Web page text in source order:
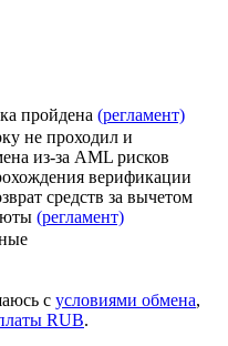
пройдена (регламент)
не проходил и
из-за AML рисков
верификации
средств за вычетом
(регламент)
с условиями обмена,
RUB.